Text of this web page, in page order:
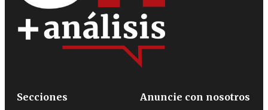
Secciones
Anuncie con nosotros